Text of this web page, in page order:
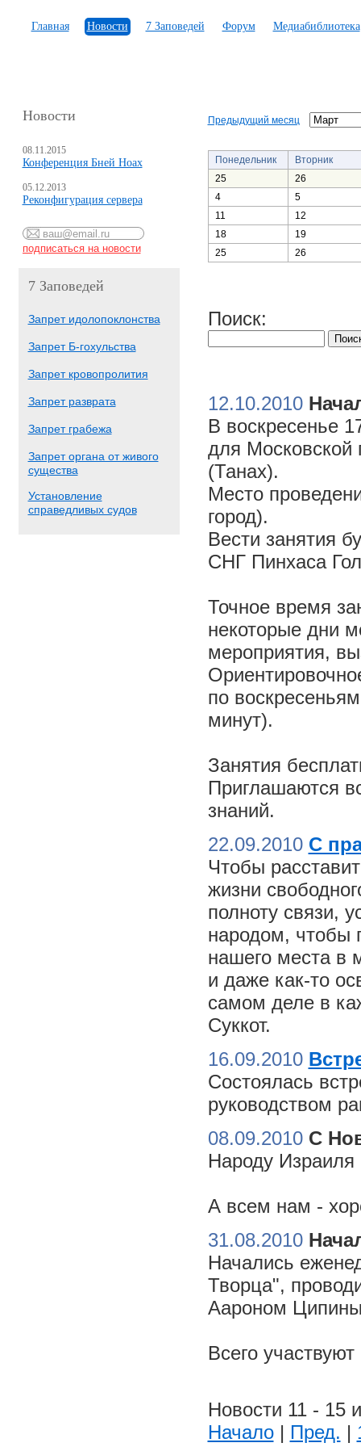
Главная Новости 7 Заповедей Форум Медиабиблиотека
Новости
08.11.2015
Конференция Бней Ноах
05.12.2013
Реконфигурация сервера
7 Заповедей
Запрет идолопоклонства
Запрет Б-гохульства
Запрет кровопролития
Запрет разврата
Запрет грабежа
Запрет органа от живого
существа
Установление
справедливых судов
Предыдущий месяц
Понедельник
Вторник
25
26
4
5
11
12
18
19
25
26
Поиск:
12.10.2010
В воскресенье
для Московской
(Танах).
Место
город).
Вести занятия
СНГ Пинхаса
Точное время
некоторые дни
мероприятия,
по
минут).
Занятия
Приглашаются
знаний.
22.09.2010 С
Чтобы
жизни
полноту связи,
народом, чтобы
нашего места в
и даже как-то
самом деле в
Суккот.
16.09.2010
Состоялась
руководством
08.09.2010 С
Народу Израиля
А всем нам -
31.08.2010
Начались
Творца",
Аароном
Всего
Новости 11 - 15
Начало| Пред. |